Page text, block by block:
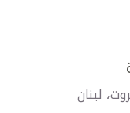
لبنان